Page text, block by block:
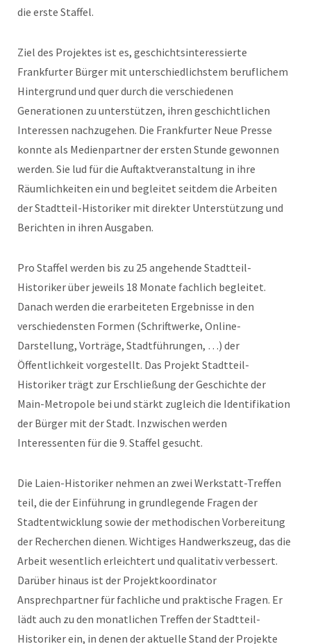
die erste Staffel.
Ziel des Projektes ist es, geschichtsinteressierte
Frankfurter Bürger mit unterschiedlichstem beruflichem
Hintergrund und quer durch die verschiedenen
Generationen zu unterstützen, ihren geschichtlichen
Interessen nachzugehen. Die Frankfurter Neue Presse
konnte als Medienpartner der ersten Stunde gewonnen
werden. Sie lud für die Auftaktveranstaltung in ihre
Räumlichkeiten ein und begleitet seitdem die Arbeiten
der Stadtteil-Historiker mit direkter Unterstützung und
Berichten in ihren Ausgaben.
Pro Staffel werden bis zu 25 angehende Stadtteil-
Historiker über jeweils 18 Monate fachlich begleitet.
Danach werden die erarbeiteten Ergebnisse in den
verschiedensten Formen (Schriftwerke, Online-
Darstellung, Vorträge, Stadtführungen, …) der
Öffentlichkeit vorgestellt. Das Projekt Stadtteil-
Historiker trägt zur Erschließung der Geschichte der
Main-Metropole bei und stärkt zugleich die Identifikation
der Bürger mit der Stadt. Inzwischen werden
Interessenten für die 9. Staffel gesucht.
Die Laien-Historiker nehmen an zwei Werkstatt-Treffen
teil, die der Einführung in grundlegende Fragen der
Stadtentwicklung sowie der methodischen Vorbereitung
der Recherchen dienen. Wichtiges Handwerkszeug, das die
Arbeit wesentlich erleichtert und qualitativ verbessert.
Darüber hinaus ist der Projektkoordinator
Ansprechpartner für fachliche und praktische Fragen. Er
lädt auch zu den monatlichen Treffen der Stadtteil-
Historiker ein, in denen der aktuelle Stand der Projekte